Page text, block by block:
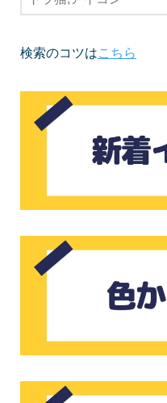
検索のコツはこちら